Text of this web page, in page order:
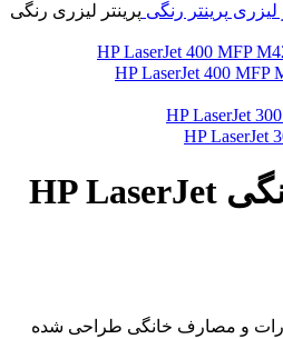
لیزری پرینتر رنگی پرینتر لیزری رنگی
پرینتر لیزری رنگی HP LaserJet
و مصارف خانگی طراحی شده